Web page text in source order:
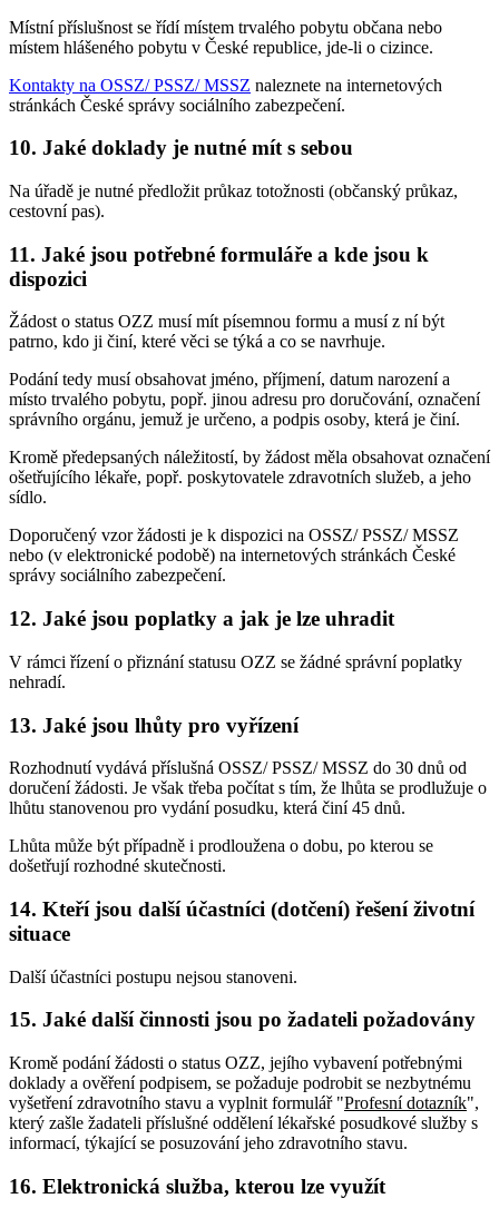
Místní příslušnost se řídí místem trvalého pobytu občana nebo
místem hlášeného pobytu v České republice, jde-li o cizince.
Kontakty na OSSZ/ PSSZ/ MSSZ naleznete na internetových
stránkách České správy sociálního zabezpečení.
10. Jaké doklady je nutné mít s sebou
Na úřadě je nutné předložit průkaz totožnosti (občanský průkaz,
cestovní pas).
11. Jaké jsou potřebné formuláře a kde jsou k
dispozici
Žádost o status OZZ musí mít písemnou formu a musí z ní být
patrno, kdo ji činí, které věci se týká a co se navrhuje.
Podání tedy musí obsahovat jméno, příjmení, datum narození a
místo trvalého pobytu, popř. jinou adresu pro doručování, označení
správního orgánu, jemuž je určeno, a podpis osoby, která je činí.
Kromě předepsaných náležitostí, by žádost měla obsahovat označení
ošetřujícího lékaře, popř. poskytovatele zdravotních služeb, a jeho
sídlo.
Doporučený vzor žádosti je k dispozici na OSSZ/ PSSZ/ MSSZ
nebo (v elektronické podobě) na internetových stránkách České
správy sociálního zabezpečení.
12. Jaké jsou poplatky a jak je lze uhradit
V rámci řízení o přiznání statusu OZZ se žádné správní poplatky
nehradí.
13. Jaké jsou lhůty pro vyřízení
Rozhodnutí vydává příslušná OSSZ/ PSSZ/ MSSZ do 30 dnů od
doručení žádosti. Je však třeba počítat s tím, že lhůta se prodlužuje o
lhůtu stanovenou pro vydání posudku, která činí 45 dnů.
Lhůta může být případně i prodloužena o dobu, po kterou se
došetřují rozhodné skutečnosti.
14. Kteří jsou další účastníci (dotčení) řešení životní
situace
Další účastníci postupu nejsou stanoveni.
15. Jaké další činnosti jsou po žadateli požadovány
Kromě podání žádosti o status OZZ, jejího vybavení potřebnými
doklady a ověření podpisem, se požaduje podrobit se nezbytnému
vyšetření zdravotního stavu a vyplnit formulář "Profesní dotazník",
který zašle žadateli příslušné oddělení lékařské posudkové služby s
informací, týkající se posuzování jeho zdravotního stavu.
16. Elektronická služba, kterou lze využít